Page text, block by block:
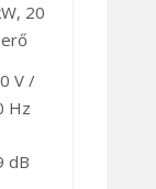
20
V /
Hz
dB